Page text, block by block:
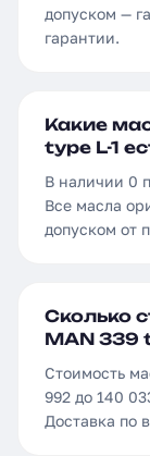
допуском —
гарантии.
Какие
type L-1
В наличии 0
Все масла
допуском от
Сколько
MAN 339
Стоимость
992 до 140
Доставка по